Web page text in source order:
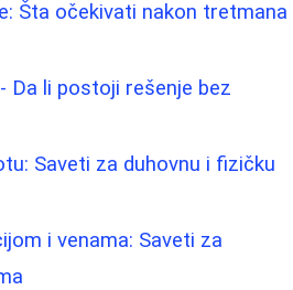
Šta očekivati nakon tretmana
Da li postoji rešenje bez
Saveti za duhovnu i fizičku
i venama: Saveti za